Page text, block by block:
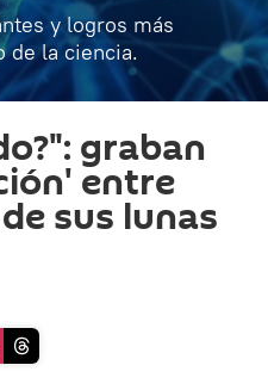
y logros más
de la ciencia.
graban
entre
sus lunas